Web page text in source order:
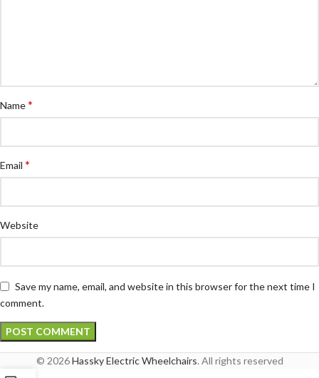
Name*
Email *
Website
Save my name, email, and website in this browser for the next time I
comment.
© 2026Hassky Electric Wheelchairs. All rights reserved